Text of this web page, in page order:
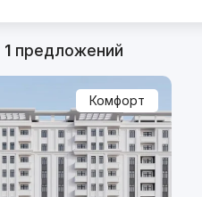
1предложений
Комфорт